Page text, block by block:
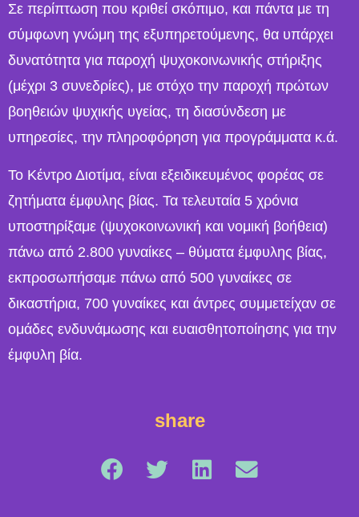
Σε περίπτωση που κριθεί σκόπιμο, και πάντα με τη
σύμφωνη γνώμη της εξυπηρετούμενης, θα υπάρχει
δυνατότητα για παροχή ψυχοκοινωνικής στήριξης
(μέχρι 3 συνεδρίες), με στόχο την παροχή πρώτων
βοηθειών ψυχικής υγείας, τη διασύνδεση με
υπηρεσίες, την πληροφόρηση για προγράμματα κ.ά.
Το Κέντρο Διοτίμα, είναι εξειδικευμένος φορέας σε
ζητήματα έμφυλης βίας. Τα τελευταία 5 χρόνια
υποστηρίξαμε (ψυχοκοινωνική και νομική βοήθεια)
πάνω από 2.800 γυναίκες – θύματα έμφυλης βίας,
εκπροσωπήσαμε πάνω από 500 γυναίκες σε
δικαστήρια, 700 γυναίκες και άντρες συμμετείχαν σε
ομάδες ενδυνάμωσης και ευαισθητοποίησης για την
έμφυλη βία.
share